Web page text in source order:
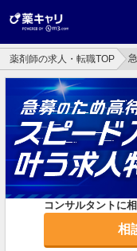
薬剤師の求人・転職TOP
コンサルタントに
相